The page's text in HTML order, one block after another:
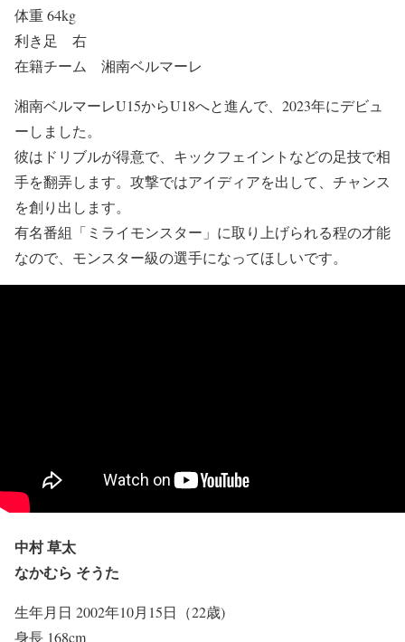
体重 64kg
利き足 右
在籍チーム 湘南ベルマーレ
湘南ベルマーレU15からU18へと進んで、2023年にデビュ
ーしました。
彼はドリブルが得意で、キックフェイントなどの足技で相
手を翻弄します。攻撃ではアイディアを出して、チャンス
を創り出します。
有名番組「ミライモンスター」に取り上げられる程の才能
なので、モンスター級の選手になってほしいです。
中村 草太
なかむら そうた
生年月日 2002年10月15日（22歳)
身長 168cm